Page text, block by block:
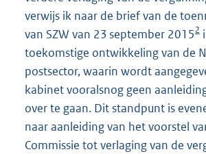
verwijs ik naar de brief van de
van SZW van 23 september 20152
toekomstige ontwikkeling van de
postsector, waarin wordt
kabinet vooralsnog geen
over te gaan. Dit standpunt is
naar aanleiding van het voorstel
Commissie tot verlaging van de